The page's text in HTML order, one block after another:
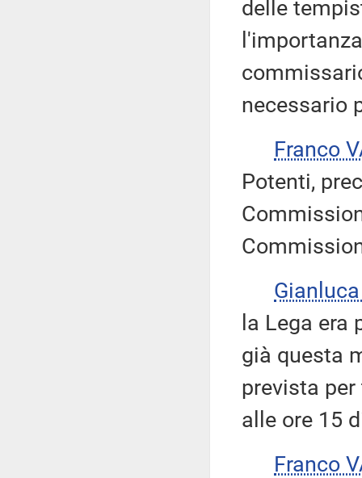
delle
necessario
Franco
Potenti,
la Lega
già questa
prevista
alle ore 15
Franco